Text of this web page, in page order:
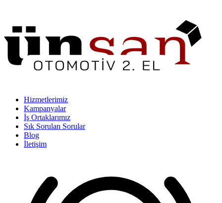
Hizmetlerimiz
Kampanyalar
İş Ortaklarımız
Sık Sorulan Sorular
Blog
İletişim